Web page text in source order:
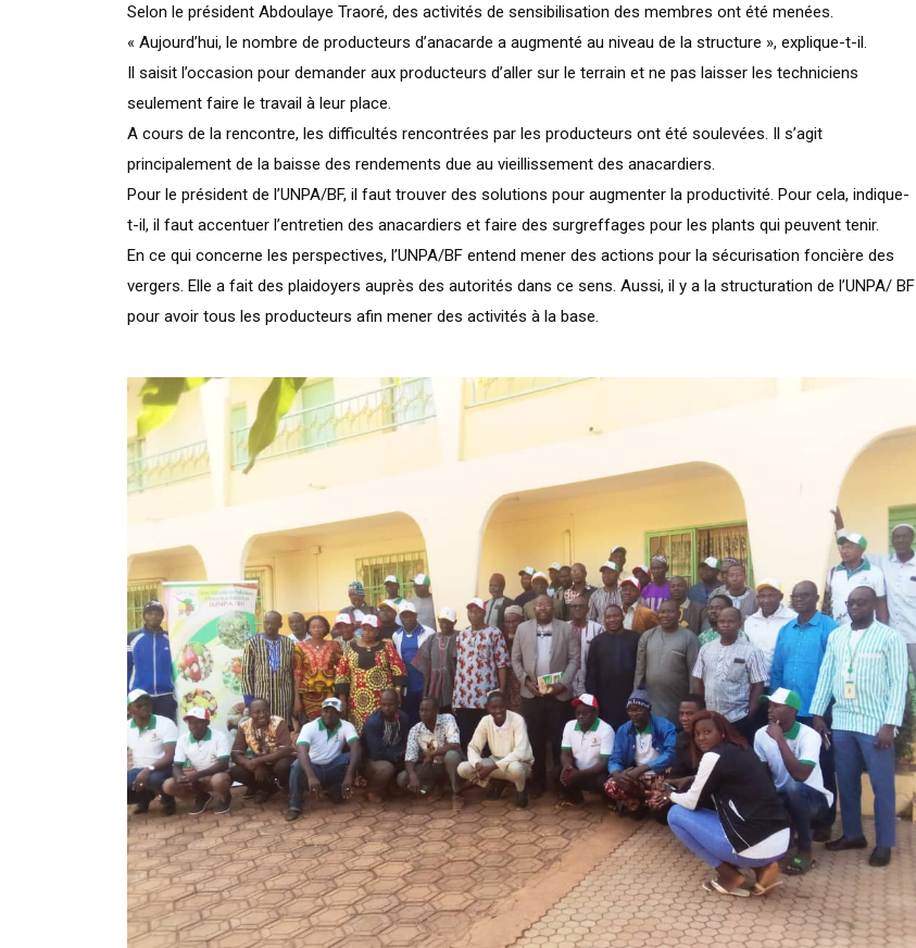
Selon le président Abdoulaye Traoré, des activités de sensibilisation des membres ont été menées.
« Aujourd’hui, le nombre de producteurs d’anacarde a augmenté au niveau de la structure », explique-t-il.
Il saisit l’occasion pour demander aux producteurs d’aller sur le terrain et ne pas laisser les techniciens
seulement faire le travail à leur place.
A cours de la rencontre, les difficultés rencontrées par les producteurs ont été soulevées. Il s’agit
principalement de la baisse des rendements due au vieillissement des anacardiers.
Pour le président de l’UNPA/BF, il faut trouver des solutions pour augmenter la productivité. Pour cela, indique-
t-il, il faut accentuer l’entretien des anacardiers et faire des surgreffages pour les plants qui peuvent tenir.
En ce qui concerne les perspectives, l’UNPA/BF entend mener des actions pour la sécurisation foncière des
vergers. Elle a fait des plaidoyers auprès des autorités dans ce sens. Aussi, il y a la structuration de l’UNPA/ BF
pour avoir tous les producteurs afin mener des activités à la base.